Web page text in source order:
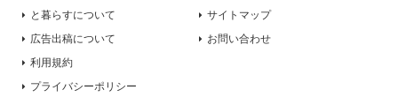
と暮らすについて
広告出稿について
サイトマップ
お問い合わせ
利用規約
プライバシーポリシー